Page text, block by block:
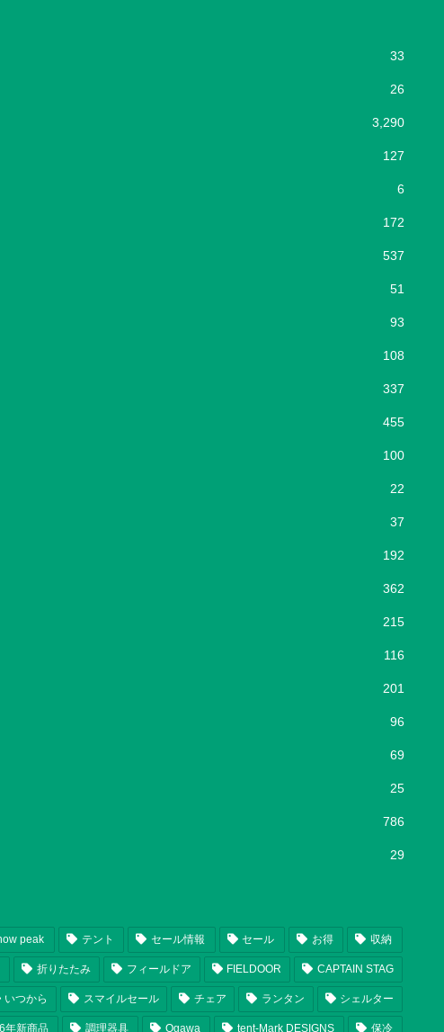
33
26
3,290
127
6
172
537
51
93
108
337
455
100
22
37
192
362
215
116
201
96
69
25
786
29
peak テント セール情報 セール お得 収納
折りたたみ フィールドア FIELDOOR CAPTAIN STAG
いつから スマイルセール チェア ランタン シェルター
年新商品 調理器具 Ogawa tent-Mark DESIGNS 保冷